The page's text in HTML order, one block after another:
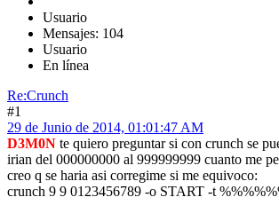
Usuario
Mensajes: 104
Usuario
En línea
Re:Crunch
#1
29 de Junio de 2014, 01:01:47 AM
D3M0N te quiero preguntar si con crunch se
irian del 000000000 al 999999999 cuanto me
creo q se haria asi corregime si me equivoco:
crunch 9 9 0123456789 -o START -t